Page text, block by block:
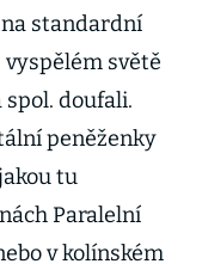
standardní
světě
spol. doufali.
peněženky
tu
Paralelní
v kolínském